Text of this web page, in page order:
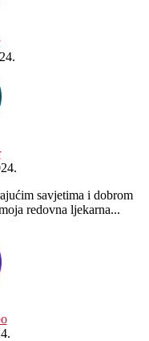
savjetima i dobrom
redovna ljekarna...